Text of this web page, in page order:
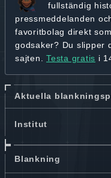
fullständig
pressmeddelanden
favoritbolag direkt
godsaker? Du slipper
sajten. Testa gratis i
Aktuella
Institut
Blankning